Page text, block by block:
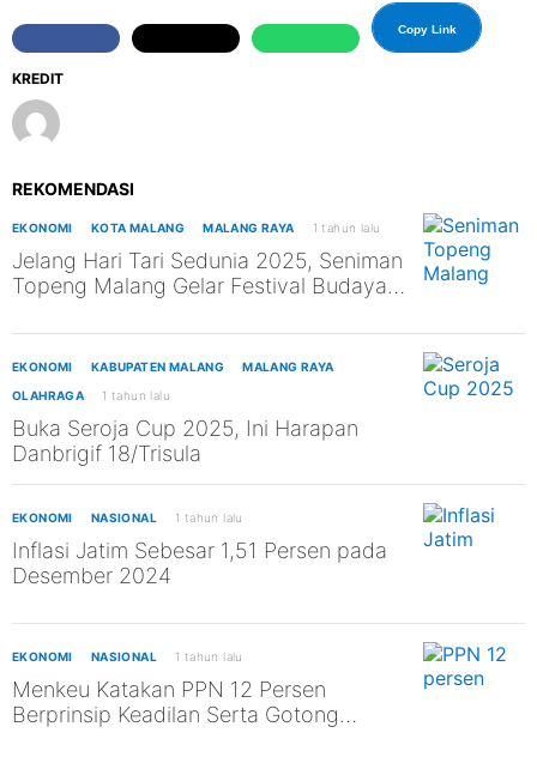
KREDIT
Copy Link
REKOMENDASI
EKONOMI KOTA MALANG MALANG RAYA 1 tahun lalu
Jelang Hari Tari Sedunia 2025, Seniman
Topeng Malang Gelar Festival Budaya
EKONOMI KABUPATEN MALANG
MALANG RAYA
OLAHRAGA
1 tahun lalu
Buka Seroja Cup 2025, Ini Harapan
Danbrigif 18/Trisula
EKONOMI NASIONAL 1 tahun lalu
Inflasi Jatim Sebesar 1,51 Persen pada
Desember 2024
EKONOMI NASIONAL 1 tahun lalu
Menkeu Katakan PPN 12 Persen
Berprinsip Keadilan Serta Gotong